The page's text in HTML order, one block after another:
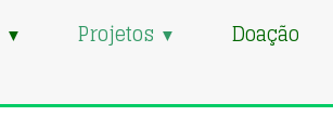
▼ Projetos ▼ Doação